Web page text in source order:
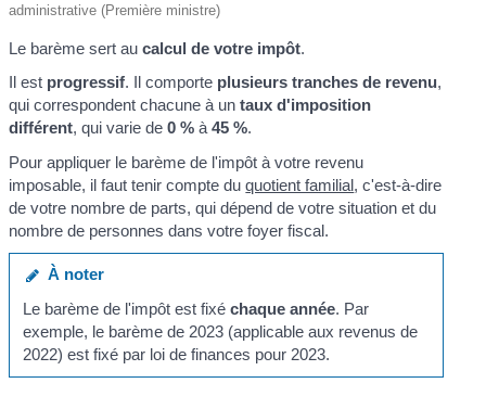
administrative (Première ministre)
Le barème sert aucalcul de votre impôt.
Il est progressif. Il comporte plusieurs tranches de revenu,
qui correspondent chacune à untaux d'imposition
différent, qui varie de0 % à45 %.
Pour appliquer le barème de l'impôt à votre revenu
imposable, il faut tenir compte duquotient familial, c'est-à-dire
de votre nombre de parts, qui dépend de votre situation et du
nombre de personnes dans votre foyer fiscal.
À noter
Le barème de l'impôt est fixé chaque année. Par
exemple, le barème de 2023 (applicable aux revenus de
2022) est fixé par loi de finances pour 2023.